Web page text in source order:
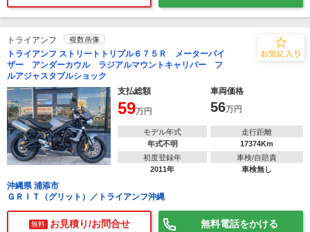
トライアンフ 複数画像
トライアンフ ストリートトリプル６７５Ｒ メーターバイ
ザー アンダーカウル ラジアルマウントキャリパー フ
ルアジャスタブルショック
支払総額
車両価格
59万円 56万円
モデル年式
年式不明
走行距離
17374Km
初度登録年
2011年
車検/自賠責
車検無し
沖縄県 浦添市
ＧＲＩＴ（グリット）／トライアンフ沖縄
無料 お見積り/お問合せ 無料電話をかける
車種選択するだけ、かんたん相場検索
まずはメーカーを選択する
型式(任意)